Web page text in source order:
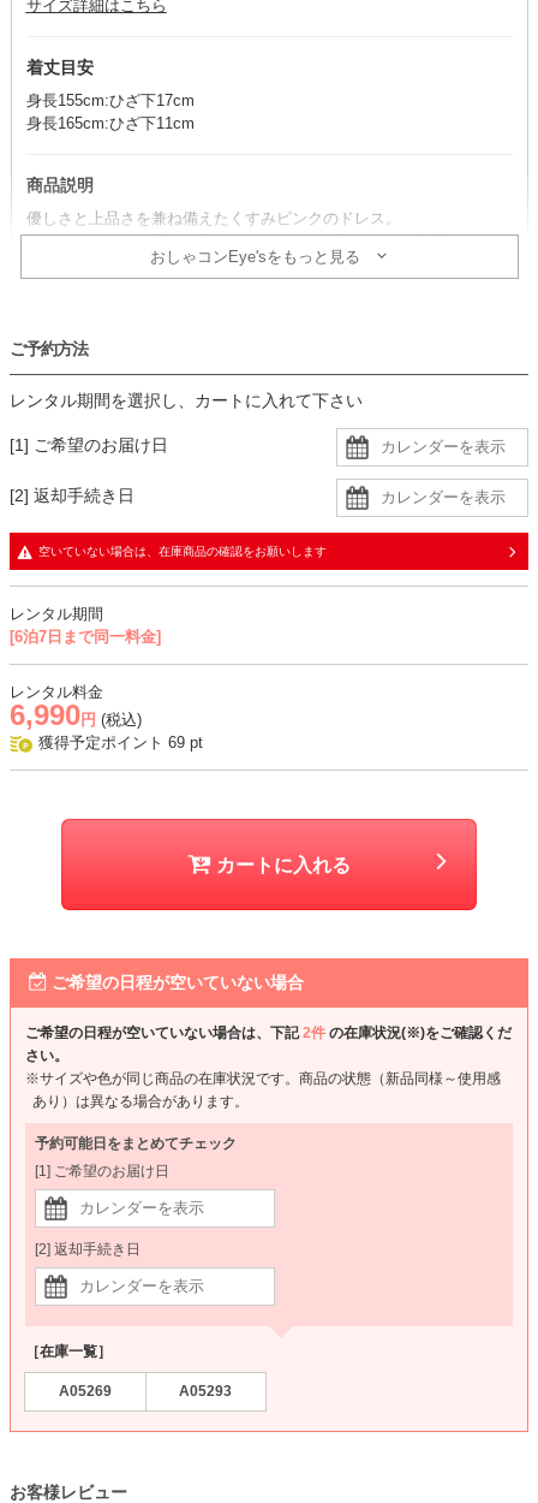
サイズ詳細はこちら
着丈目安
身長155cm:ひざ下17cm
身長165cm:ひざ下11cm
商品説明
優しさと上品さを兼ね備えたくすみピンクのドレス。
フラワーレースと袖口に施されたスカラップデザインが女性らしさを
おしゃコンEye'sをもっと見る
シルバーの小物を合わせれば、控えめながら華やかさが引き立ち、洗
落ち着きをプラスしたい場合は、ブラックもおすすめです。
・レース生地に同色裏地の二枚重ねで、デコルテと袖に透け感あり
おすすめシーン
ど
ご予約方法
レンタル期間を選択し、カートに入れて下さい
[1] ご希望のお届け日
[2] 返却手続き日
空いていない場合は、在庫商品の確認をお願いします
レンタル期間
[6泊7日まで同一料金]
レンタル料金
6,990 円 (税込)
獲得予定ポイント 69 pt
カートに入れる
ご希望の日程が空いていない場合
ご希望の日程が空いていない場合は、下記2件 の在庫状況(※)をご確認くだ
さい。
※サイズや色が同じ商品の在庫状況です。商品の状態（新品同様～使用感
あり）は異なる場合があります。
予約可能日をまとめてチェック
[1] ご希望のお届け日
[2] 返却手続き日
［在庫一覧］
A05269 A05293
お客様レビュー